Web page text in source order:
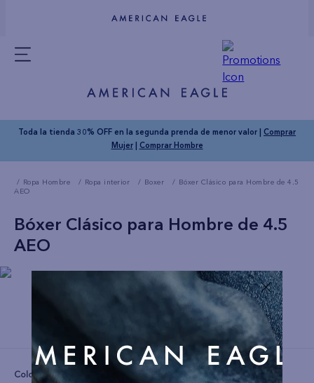
Toda la tienda 30% OFF en la segunda prenda de menor valor | Comprar
Mujer| Comprar Hombre
Ropa Hombre Ropa interior Boxer
Bóxer Clásico para Hombre de 4.5
AEO
Bóxer Clásico para Hombre de 4.5
AEO
Color: